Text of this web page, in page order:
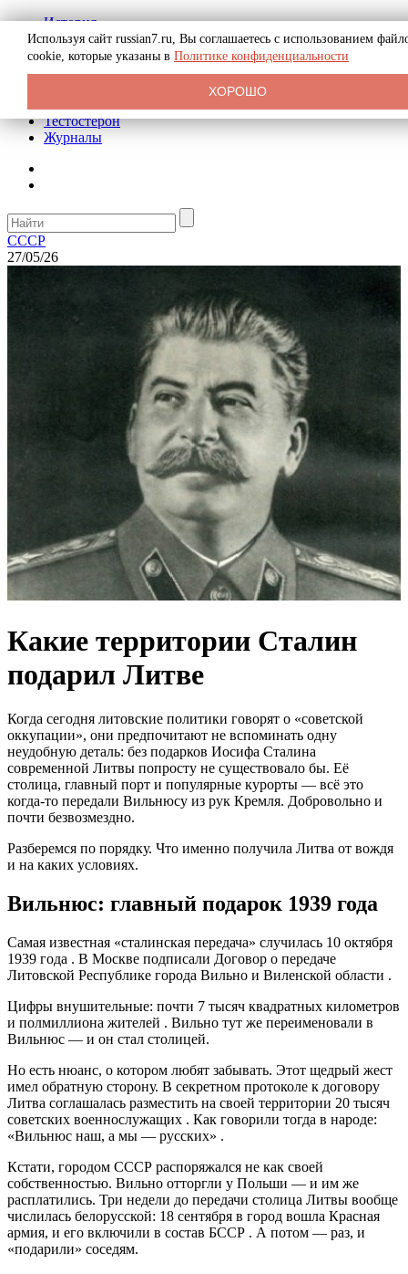
История
Биография
Криминал
Реклама на сайте
Тестостерон
Журналы
СССР
27/05/26
Какие территории Сталин
подарил Литве
Когда сегодня литовские политики говорят о «советской
оккупации», они предпочитают не вспоминать одну
неудобную деталь: без подарков Иосифа Сталина
современной Литвы попросту не существовало бы. Её
столица, главный порт и популярные курорты — всё это
когда-то передали Вильнюсу из рук Кремля. Добровольно и
почти безвозмездно.
Разберемся по порядку. Что именно получила Литва от вождя
и на каких условиях.
Вильнюс: главный подарок 1939 года
Самая известная «сталинская передача» случилась 10 октября
1939 года . В Москве подписали Договор о передаче
Литовской Республике города Вильно и Виленской области .
Цифры внушительные: почти 7 тысяч квадратных километров
и полмиллиона жителей . Вильно тут же переименовали в
Вильнюс — и он стал столицей.
Но есть нюанс, о котором любят забывать. Этот щедрый жест
имел обратную сторону. В секретном протоколе к договору
Литва соглашалась разместить на своей территории 20 тысяч
советских военнослужащих . Как говорили тогда в народе:
«Вильнюс наш, а мы — русских» .
Кстати, городом СССР распоряжался не как своей
собственностью. Вильно отторгли у Польши — и им же
расплатились. Три недели до передачи столица Литвы вообще
числилась белорусской: 18 сентября в город вошла Красная
армия, и его включили в состав БССР . А потом — раз, и
«подарили» соседям.
Используя сайт russian7.ru, Вы соглашаетесь с использованием
cookie, которые указаны в Политике конфиденциальности
ХОРОШО